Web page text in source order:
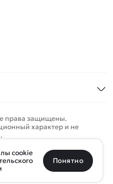
права защищены.
характер и не
Очистить
Майкоп Уфа
cookie
Понятно